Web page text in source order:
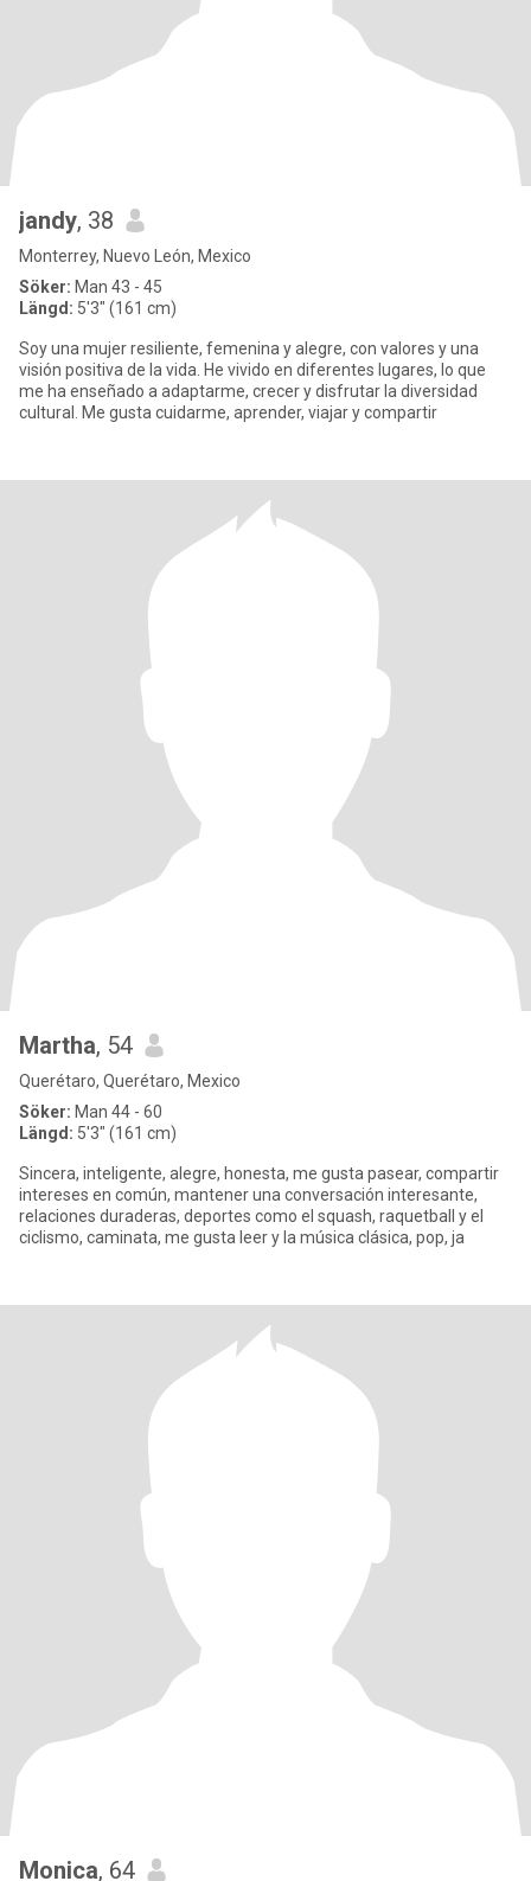
jandy, 38
Monterrey, Nuevo León, Mexico
Söker: Man 43 - 45
Längd: 5'3" (161 cm)
Soy una mujer resiliente, femenina y alegre, con valores y una
visión positiva de la vida. He vivido en diferentes lugares, lo que
me ha enseñado a adaptarme, crecer y disfrutar la diversidad
cultural. Me gusta cuidarme, aprender, viajar y compartir
Martha, 54
Querétaro, Querétaro, Mexico
Söker: Man 44 - 60
Längd: 5'3" (161 cm)
Sincera, inteligente, alegre, honesta, me gusta pasear, compartir
intereses en común, mantener una conversación interesante,
relaciones duraderas, deportes como el squash, raquetball y el
ciclismo, caminata, me gusta leer y la música clásica, pop, ja
Monica, 64